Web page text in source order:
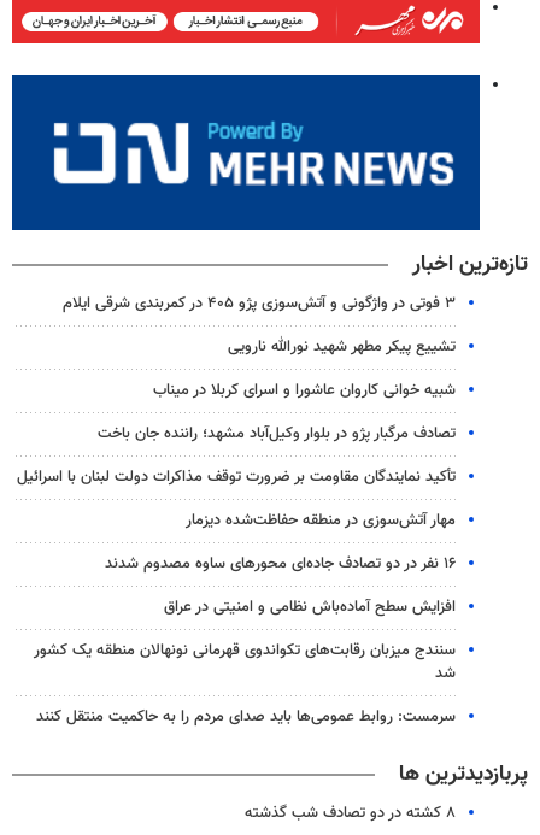
تازه‌ترین اخبار
۳ فوتی در واژگونی و آتش‌سوزی پژو ۴۰۵ در کمربندی شرقی ایلام
تشییع پیکر مطهر شهید نورالله نارویی
شبیه خوانی کاروان عاشورا و اسرای کربلا در میناب
تصادف مرگبار پژو در بلوار وکیل‌آباد مشهد؛ راننده جان باخت
تأکید نمایندگان مقاومت بر ضرورت توقف مذاکرات دولت لبنان با اسرائیل
مهار آتش‌سوزی در منطقه حفاظت‌شده دیزمار
۱۶ نفر در دو تصادف جاده‌ای محورهای ساوه مصدوم شدند
افزایش سطح آماده‌باش نظامی و امنیتی در عراق
سنندج میزبان رقابت‌های تکواندوی قهرمانی نونهالان منطقه یک کشور
شد
سرمست: روابط عمومی‌ها باید صدای مردم را به حاکمیت منتقل کنند
پربازدیدترین ها
۸ کشته در دو تصادف شب گذشته